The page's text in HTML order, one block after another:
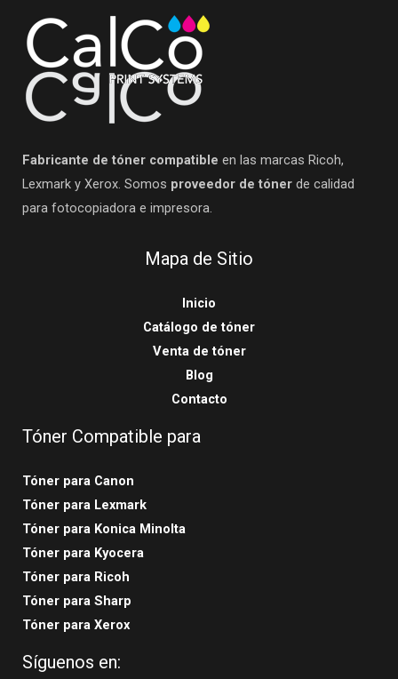
Fabricante de tóner compatible en las marcas Ricoh,
Lexmark y Xerox. Somos proveedor de tóner de calidad
para fotocopiadora e impresora.
Mapa de Sitio
Inicio
Catálogo de tóner
Venta de tóner
Blog
Contacto
Tóner Compatible para
Tóner para Canon
Tóner para Lexmark
Tóner para Konica Minolta
Tóner para Kyocera
Tóner para Ricoh
Tóner para Sharp
Tóner para Xerox
Síguenos en: